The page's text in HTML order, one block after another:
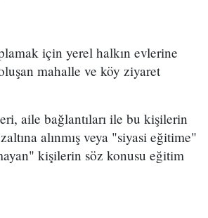
için yerel halkın evlerine
mahalle ve köy ziyaret
aile bağlantıları ile bu kişilerin
alınmış veya "siyasi eğitime"
kişilerin söz konusu eğitim